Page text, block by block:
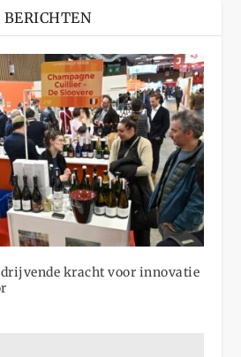
BERICHTEN
drijvende kracht voor innovatie